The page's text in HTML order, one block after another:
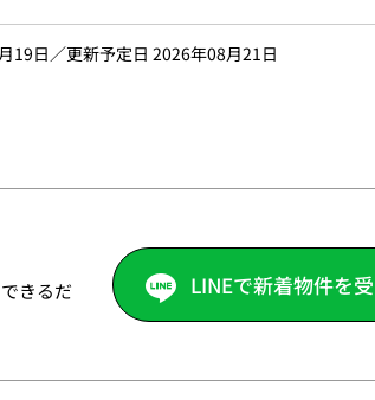
19日／更新予定日 2026年08月21日
きるだ
LINEで新着物件を